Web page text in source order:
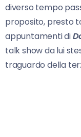
diverso tempo
proposito, presto
appuntamenti di
talk show da lui
traguardo della